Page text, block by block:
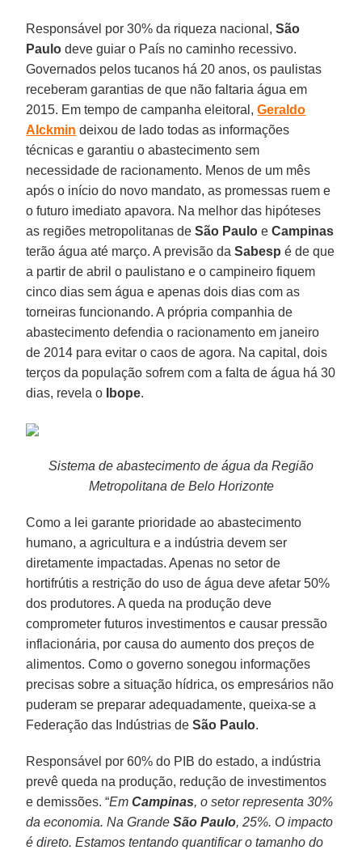
Responsável por 30% da riqueza nacional,São
Paulo deve guiar o País no caminho recessivo.
Governados pelos tucanos há 20 anos, os paulistas
receberam garantias de que não faltaria água em
2015. Em tempo de campanha eleitoral,Geraldo
Alckmin deixou de lado todas as informações
técnicas e garantiu o abastecimento sem
necessidade de racionamento. Menos de um mês
após o início do novo mandato, as promessas ruem e
o futuro imediato apavora. Na melhor das hipóteses
as regiões metropolitanas deSão Paulo eCampinas
terão água até março. A previsão daSabesp é de que
a partir de abril o paulistano e o campineiro fiquem
cinco dias sem água e apenas dois dias com as
torneiras funcionando. A própria companhia de
abastecimento defendia o racionamento em janeiro
de 2014 para evitar o caos de agora. Na capital, dois
terços da população sofrem com a falta de água há 30
dias, revela o
Ibope.
Sistema de abastecimento de água da Região
Metropolitana de Belo Horizonte
Como a lei garante prioridade ao abastecimento
humano, a agricultura e a indústria devem ser
diretamente impactadas. Apenas no setor de
hortifrútis a restrição do uso de água deve afetar 50%
dos produtores. A queda na produção deve
comprometer futuros investimentos e causar pressão
inflacionária, por causa do aumento dos preços de
alimentos. Como o governo sonegou informações
precisas sobre a situação hídrica, os empresários não
puderam se preparar adequadamente, queixa-se a
Federação das Indústrias deSão Paulo.
Responsável por 60% do PIB do estado, a indústria
prevê queda na produção, redução de investimentos
e demissões. “EmCampinas, o setor representa 30%
da economia. Na GrandeSão Paulo, 25%. O impacto
é direto. Estamos tentando quantificar o tamanho do